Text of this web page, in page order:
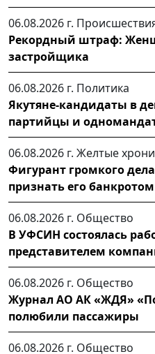
06.08.2026 г.
Рекордный штраф:
застройщика
06.08.2026 г. Политика
Якутяне-кандидаты в
партийцы и
06.08.2026 г. Желтые
Фигурант громкого
признать его банкротом
06.08.2026 г. Общество
В УФСИН состоялась
представителем
06.08.2026 г. Общество
Журнал АО АК «ЖДЯ»
полюбили пассажиры
06.08.2026 г. Общество